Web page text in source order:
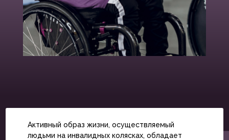
Активный образ жизни, осуществляемый
людьми на инвалидных колясках, обладает